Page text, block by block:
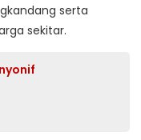
serta
sekitar.